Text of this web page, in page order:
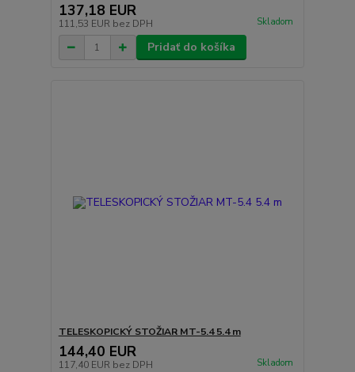
137,18 EUR
111,53 EUR bez DPH Skladom
Pridať do košíka
TELESKOPICKÝ STOŽIAR MT-5.4 5.4 m
144,40 EUR
117,40 EUR bez DPH Skladom